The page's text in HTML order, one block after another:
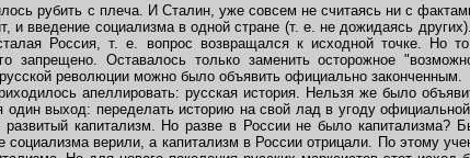
рубить с плеча. И Сталин, уже совсем не считаясь ни с
и введение социализма в одной стране (т. е. не дожидаясь
Россия, т. е. вопрос возвращался к исходной точке. Но
запрещено. Оставалось только заменить осторожное
революции можно было объявить официально законченным.
апеллировать: русская история. Нельзя же было
выход: переделать историю на свой лад в угоду
капитализм. Но разве в России не было капитализма?
социализма верили, а капитализм в России отрицали. По этому